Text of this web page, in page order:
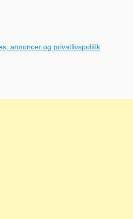
annoncer og privatlivspolitik